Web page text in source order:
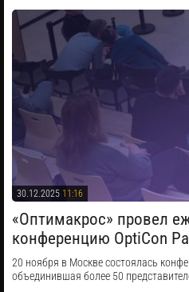
30.12.2025 11:16
«Оптимакрос» провел
конференцию OptiCon
​20 ноября в Москве состоялась
объединившая более 50